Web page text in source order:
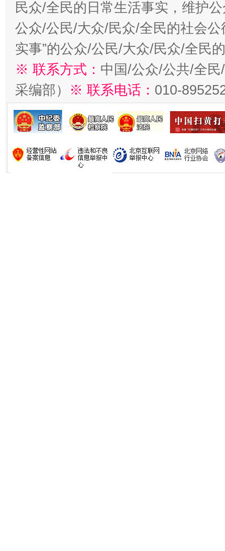
民众/全民的日常生活事实，维护
公众/公民/大众/民众/全民的社会公
实事”的公众/公民/大众/民众/全民
※ 联系方式： 中国/公众/公共/全
采编部） ※ 联系电话： 010-